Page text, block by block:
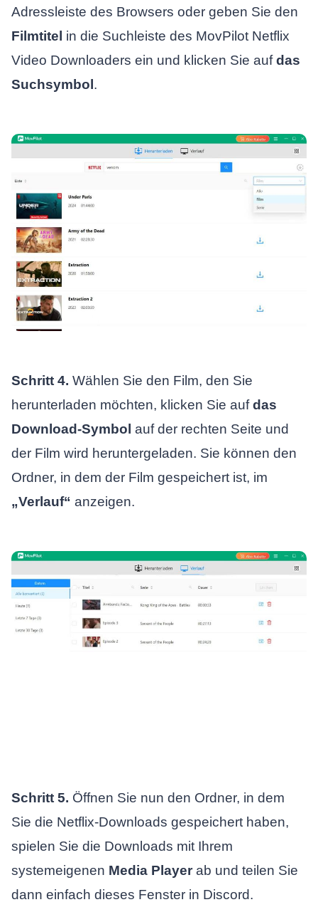
Adressleiste des Browsers oder geben Sie den
Filmtitel in die Suchleiste des MovPilot Netflix
Video Downloaders ein und klicken Sie aufdas
Suchsymbol.
Schritt 4. Wählen Sie den Film, den Sie
herunterladen möchten, klicken Sie aufdas
Download-Symbol auf der rechten Seite und
der Film wird heruntergeladen. Sie können den
Ordner, in dem der Film gespeichert ist, im
„Verlauf“ anzeigen.
Schritt 5. Öffnen Sie nun den Ordner, in dem
Sie die Netflix-Downloads gespeichert haben,
spielen Sie die Downloads mit Ihrem
systemeigenen Media Playerab und teilen Sie
dann einfach dieses Fenster in Discord.